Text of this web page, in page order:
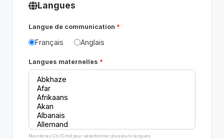
Langues
Langue de communication
Français Anglais
Langues maternelles
Maintenez Ctrl/Cmd pour sélectionner plusieurs langues